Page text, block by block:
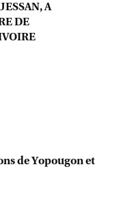
A
DE
de Yopougon et